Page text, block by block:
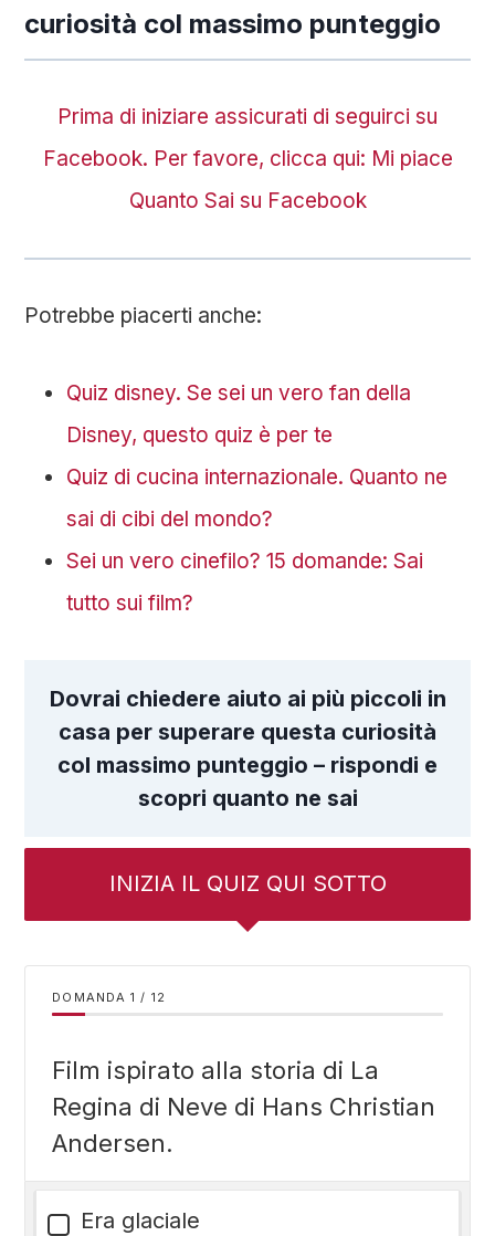
curiosità col massimo punteggio
Prima di iniziare assicurati di seguirci su
Facebook. Per favore, clicca qui: Mi piace
Quanto Sai su Facebook
Potrebbe piacerti anche:
Quiz disney. Se sei un vero fan della
Disney, questo quiz è per te
Quiz di cucina internazionale. Quanto ne
sai di cibi del mondo?
Sei un vero cinefilo? 15 domande: Sai
tutto sui film?
Dovrai chiedere aiuto ai più piccoli in
casa per superare questa curiosità
col massimo punteggio – rispondi e
scopri quanto ne sai
INIZIA IL QUIZ QUI SOTTO
DOMANDA / 12
Film ispirato alla storia di La
Regina di Neve di Hans Christian
Andersen.
Era glaciale